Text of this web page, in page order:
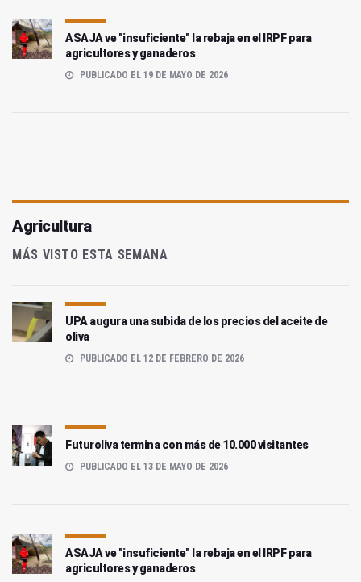
ASAJA ve "insuficiente" la rebaja en el IRPF para
agricultores y ganaderos
PUBLICADO EL 19 DE MAYO DE 2026
Agricultura
MÁS VISTO ESTA SEMANA
UPA augura una subida de los precios del aceite de
oliva
PUBLICADO EL 12 DE FEBRERO DE 2026
Futuroliva termina con más de 10.000 visitantes
PUBLICADO EL 13 DE MAYO DE 2026
ASAJA ve "insuficiente" la rebaja en el IRPF para
agricultores y ganaderos